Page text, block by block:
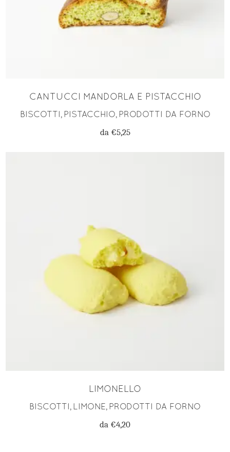
CANTUCCI MANDORLA E PISTACCHIO
BISCOTTI, PISTACCHIO, PRODOTTI DA FORNO
da €5,25
SCEGLI
LIMONELLO
BISCOTTI, LIMONE, PRODOTTI DA FORNO
da €4,20